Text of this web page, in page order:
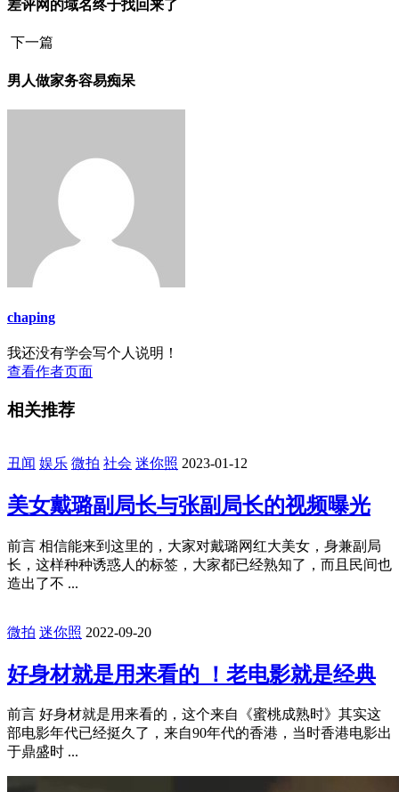
差评网的域名终于找回来了
下一篇
男人做家务容易痴呆
chaping
我还没有学会写个人说明！
查看作者页面
相关推荐